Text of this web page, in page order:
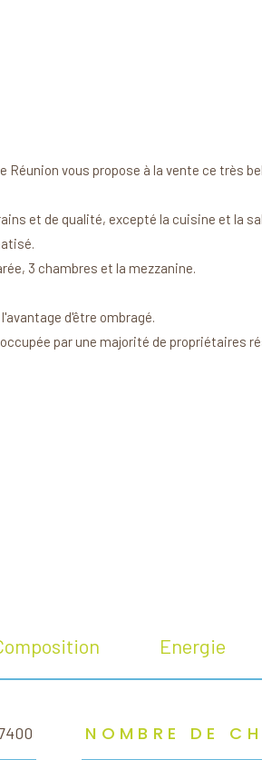
vous propose à la vente ce très
et de qualité, excepté la cuisine et la
3 chambres et la mezzanine.
d'être ombragé.
par une majorité de propriétaires
Energie
NOMBRE DE